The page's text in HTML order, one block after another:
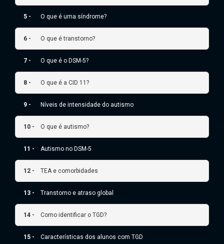
5 - O que é uma síndrome?
6 - O que é transtorno?
7 - O que é o DSM-5?
8 - O que é a CID 11?
9 - Níveis de intensidade do autismo
10 - O que é autismo?
11 - Autismo no DSM-5
12 - TEA e comorbidades
13 - Transtorno e atraso global
14 - Como identificar o TGD?
15 - Características dos alunos com TGD